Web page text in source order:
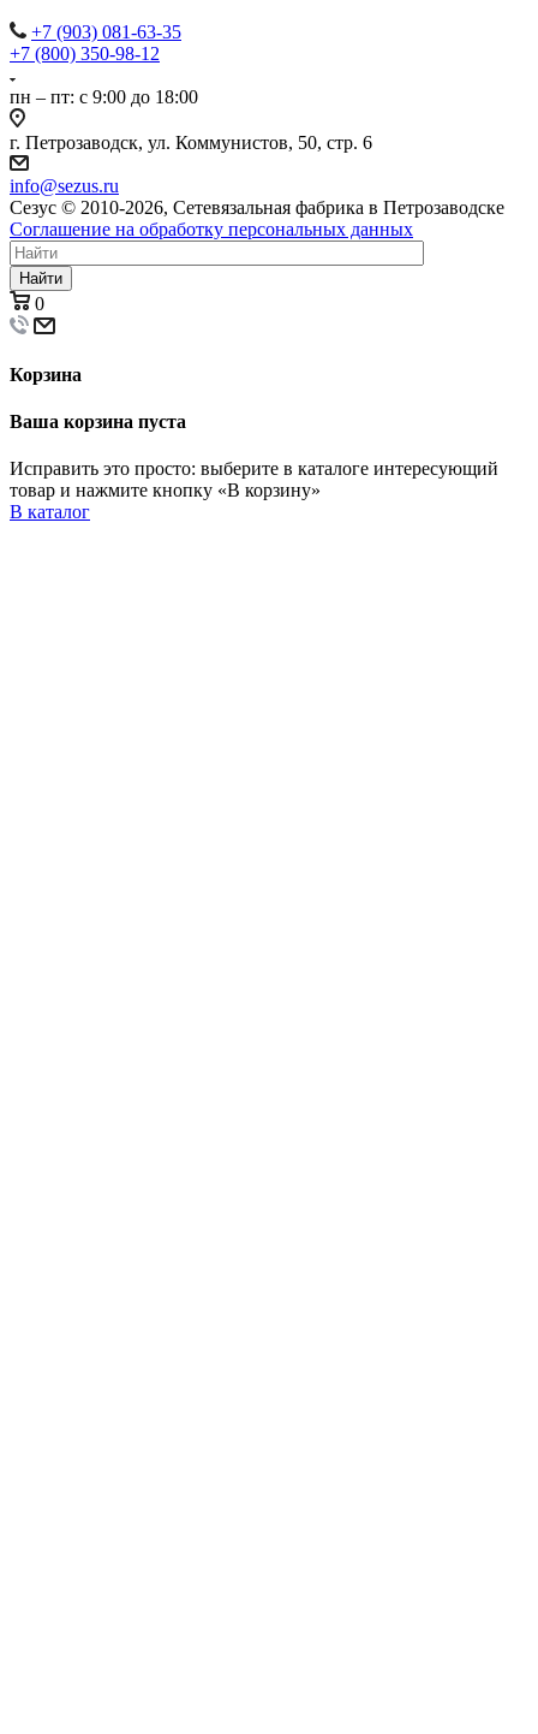
+7 (903) 081-63-35
+7 (800) 350-98-12
пн – пт: с 9:00 до 18:00
г. Петрозаводск, ул. Коммунистов, 50, стр. 6
info@sezus.ru
Сезус © 2010-2026, Сетевязальная фабрика в Петрозаводске
Соглашение на обработку персональных данных
Найти
0
Корзина
Ваша корзина пуста
Исправить это просто: выберите в каталоге интересующий
товар и нажмите кнопку «В корзину»
В каталог